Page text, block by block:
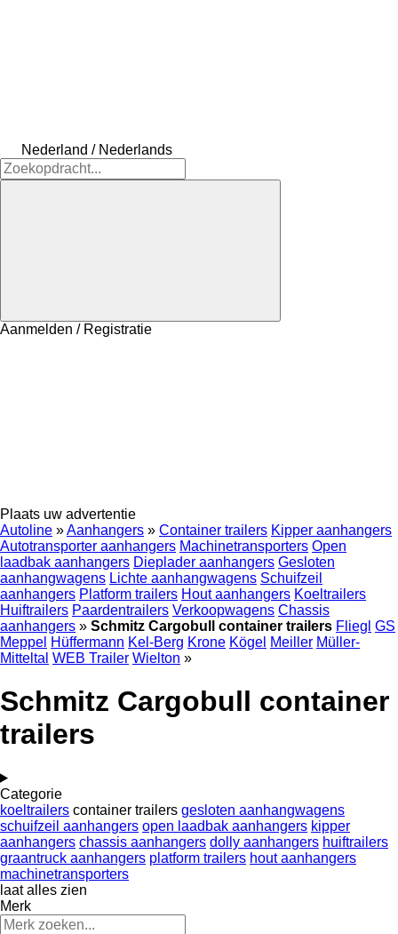
Nederland / Nederlands
Aanmelden / Registratie
Plaats uw advertentie
Autoline »Aanhangers » Container trailers Kipper aanhangers
Autotransporter aanhangers Machinetransporters Open
laadbak aanhangers Dieplader aanhangers Gesloten
aanhangwagens Lichte aanhangwagens Schuifzeil
aanhangers Platform trailers Hout aanhangers Koeltrailers
Huiftrailers Paardentrailers Verkoopwagens Chassis
aanhangers » Schmitz Cargobull container trailers Fliegl GS
Meppel Hüffermann Kel-Berg Krone Kögel Meiller Müller-
Mitteltal WEB Trailer Wielton »
Schmitz Cargobull container
trailers
Categorie
koeltrailers container trailers gesloten aanhangwagens
schuifzeil aanhangers open laadbak aanhangers kipper
aanhangers chassis aanhangers dolly aanhangers huiftrailers
graantruck aanhangers platform trailers hout aanhangers
machinetransporters
laat alles zien
Merk